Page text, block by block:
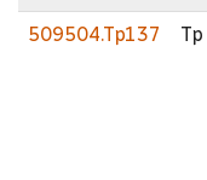
509504.Tp137 Tp